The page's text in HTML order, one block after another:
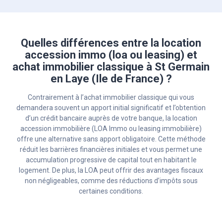
Quelles différences entre la location
accession immo (loa ou leasing) et
achat immobilier classique à St Germain
en Laye (Ile de France) ?
Contrairement à l’achat immobilier classique qui vous
demandera souvent un apport initial significatif et l’obtention
d’un crédit bancaire auprès de votre banque, la location
accession immobilière (LOA Immo ou leasing immobilière)
offre une alternative sans apport obligatoire. Cette méthode
réduit les barrières financières initiales et vous permet une
accumulation progressive de capital tout en habitant le
logement. De plus, la LOA peut offrir des avantages fiscaux
non négligeables, comme des réductions d’impôts sous
certaines conditions.